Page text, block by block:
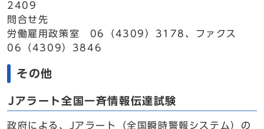
2409
問合せ先
労働雇用政策室 06（4309）3178、ファクス
06（4309）3846
その他
Jアラート全国一斉情報伝達試験
政府による、Jアラート（全国瞬時警報システム）の